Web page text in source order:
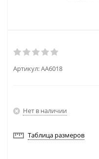
Артикул:AA6018
Нет в наличии
Таблица размеров